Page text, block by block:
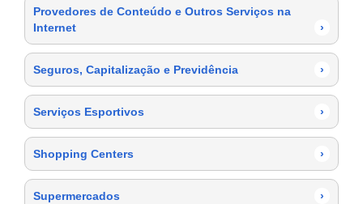
Provedores de Conteúdo e Outros Serviços na
Internet
›
Seguros, Capitalização e Previdência ›
Serviços Esportivos ›
Shopping Centers ›
Supermercados ›